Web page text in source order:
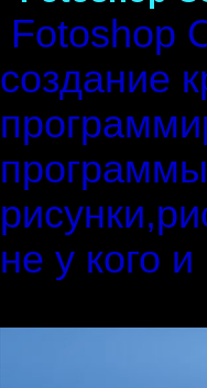
Fotoshop
создание
не у кого